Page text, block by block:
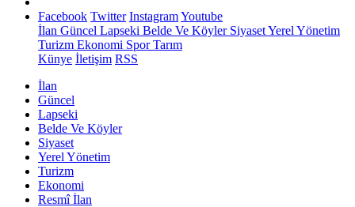
Facebook Twitter InstagramYoutube
İlan Güncel Lapseki Belde Ve KöylerSiyasetYerel Yönetim
Turizm Ekonomi SporTarım
Künye İletişim RSS
İlan
Güncel
Lapseki
Belde Ve Köyler
Siyaset
Yerel Yönetim
Turizm
Ekonomi
Resmî İlan